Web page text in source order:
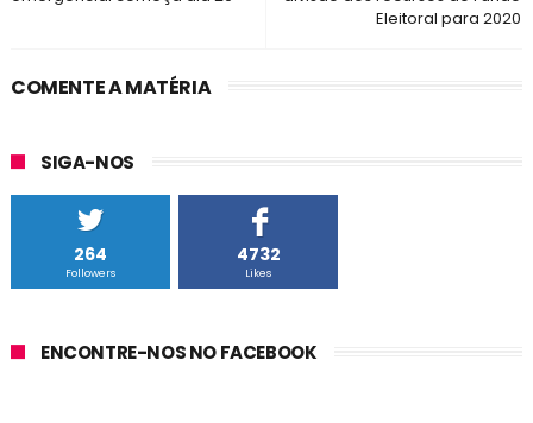
Eleitoral para 2020
COMENTE A MATÉRIA
SIGA-NOS
264
Followers
4732
Likes
ENCONTRE-NOS NO FACEBOOK